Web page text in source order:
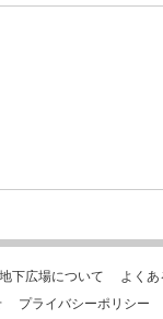
地下広場について
よく
プライバシーポリシー